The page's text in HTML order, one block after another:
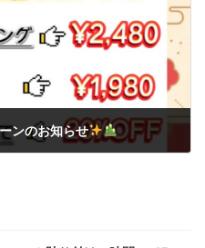
ンのお知らせ